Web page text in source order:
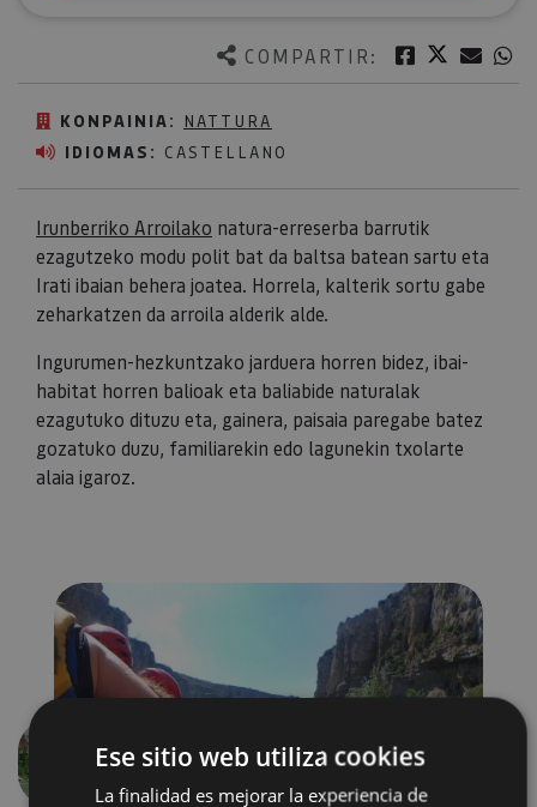
COMPARTIR: Facebook
Twitter
KONPAINIA: NATTURA
IDIOMAS: CASTELLANO
Irunberriko Arroilako natura-erreserba barrutik
ezagutzeko modu polit bat da baltsa batean sartu eta
Irati ibaian behera joatea. Horrela, kalterik sortu gabe
zeharkatzen da arroila alderik alde.
Ingurumen-hezkuntzako jarduera horren bidez, ibai-
habitat horren balioak eta baliabide naturalak
ezagutuko dituzu eta, gainera, paisaia paregabe batez
gozatuko duzu, familiarekin edo lagunekin txolarte
alaia igaroz.
Aurrekoa
Ese sitio web utiliza cookies
La finalidad es mejorar la experiencia de